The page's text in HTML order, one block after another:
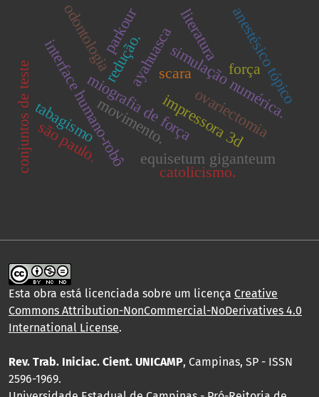
impressora 3d
scara
simulação numérica.
equisetum giganteum
ovariectomia
miografia de força
interface humano-robôayahuasca
tabagismo
redução. força
movimento.
anestésico tópico
odontologiaparkour
são paulo.
conjuntos de teste
literatura
catolicismo.
Esta obra está licenciada sobre um licença Creative
Commons Attribution-NonCommercial-NoDerivatives 4.0
International License.
Rev. Trab. Iniciac. Cient. UNICAMP, Campinas, SP - ISSN
2596-1969.